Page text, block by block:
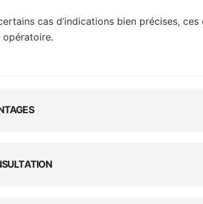
cas d’indications bien précises,
opératoire.